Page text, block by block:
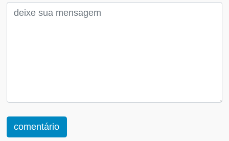
comentário